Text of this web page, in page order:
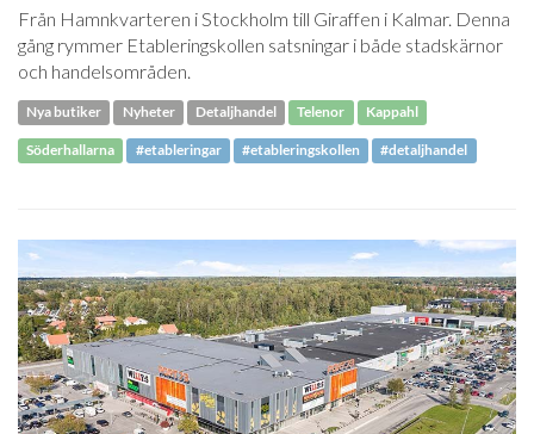
Från Hamnkvarteren i Stockholm till Giraffen i Kalmar. Denna
gång rymmer Etableringskollen satsningar i både stadskärnor
och handelsområden.
Nya butiker Nyheter Detaljhandel Telenor Kappahl
Söderhallarna #etableringar #etableringskollen #detaljhandel